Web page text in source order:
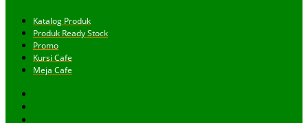
Katalog Produk
Produk Ready Stock
Promo
Kursi Cafe
Meja Cafe